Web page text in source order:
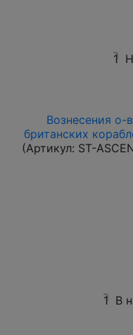
1
Вознесения о-
британских
(Артикул: ST-
1 В